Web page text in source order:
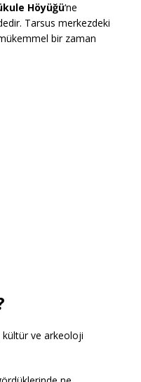
Höyüğü‘ne
Tarsus merkezdeki
bir zaman
kültür ve arkeoloji